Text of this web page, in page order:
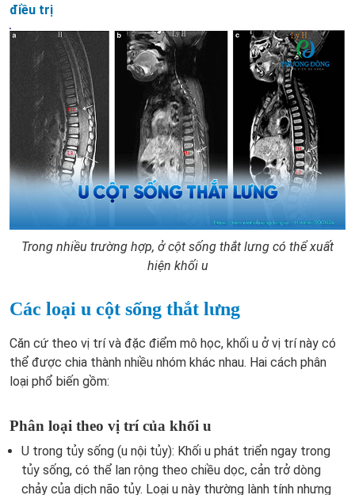
điều trị
Trong nhiều trường hợp, ở cột sống thắt lưng có thể xuất
hiện khối u
Các loại u cột sống thắt lưng
Căn cứ theo vị trí và đặc điểm mô học, khối u ở vị trí này có
thể được chia thành nhiều nhóm khác nhau. Hai cách phân
loại phổ biến gồm:
Phân loại theo vị trí của khối u
U trong tủy sống (u nội tủy): Khối u phát triển ngay trong
tủy sống, có thể lan rộng theo chiều dọc, cản trở dòng
chảy của dịch não tủy. Loại u này thường lành tính nhưng